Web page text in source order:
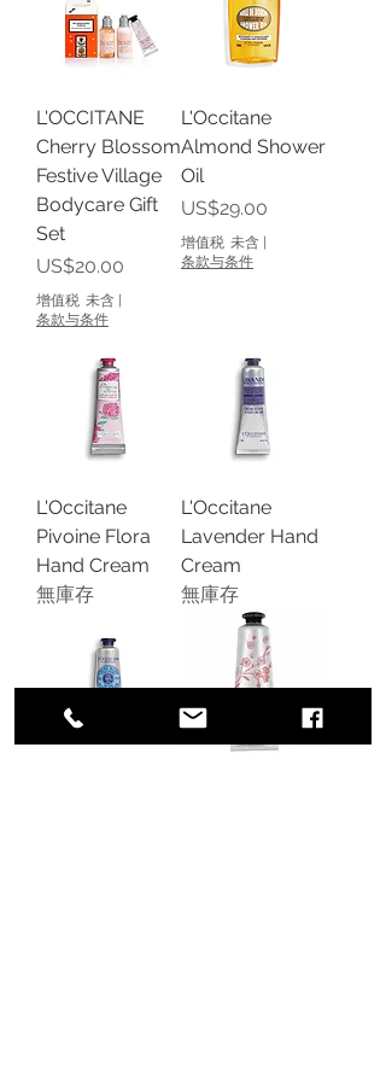
L'OCCITANE
Cherry Blossom
Festive Village
Bodycare Gift
Set
價格
US$20.00
增值税 未含 |
条款与条件
L'Occitane
Almond Shower
Oil
價格
US$29.00
增值税 未含 |
条款与条件
L'Occitane
Pivoine Flora
Hand Cream
無庫存
L'Occitane
Lavender Hand
Cream
無庫存